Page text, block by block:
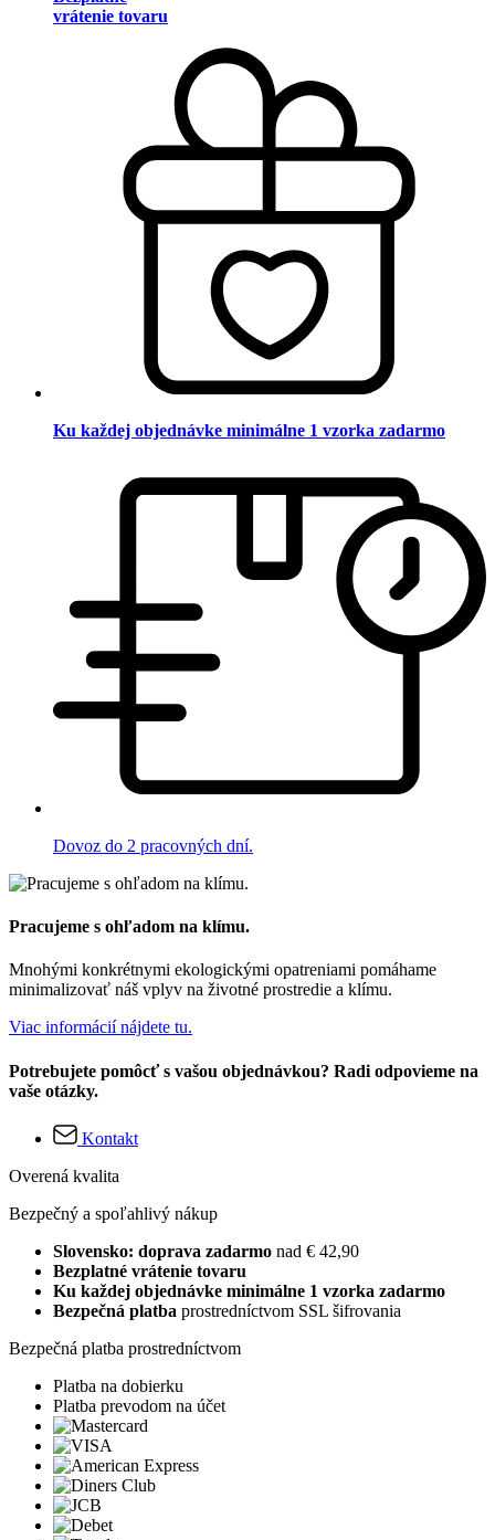
vrátenie tovaru
Ku každej objednávke minimálne 1 vzorka zadarmo
Dovoz do 2 pracovných dní.
Pracujeme s ohľadom na klímu.
Mnohými konkrétnymi ekologickými opatreniami pomáhame
minimalizovať náš vplyv na životné prostredie a klímu.
Viac informácií nájdete tu.
Potrebujete pomôcť s vašou objednávkou? Radi odpovieme na
vaše otázky.
Kontakt
Overená kvalita
Bezpečný a spoľahlivý nákup
Slovensko: doprava zadarmo nad € 42,90
Bezplatné vrátenie tovaru
Ku každej objednávke minimálne 1 vzorka zadarmo
Bezpečná platba prostredníctvom SSL šifrovania
Bezpečná platba prostredníctvom
Platba na dobierku
Platba prevodom na účet